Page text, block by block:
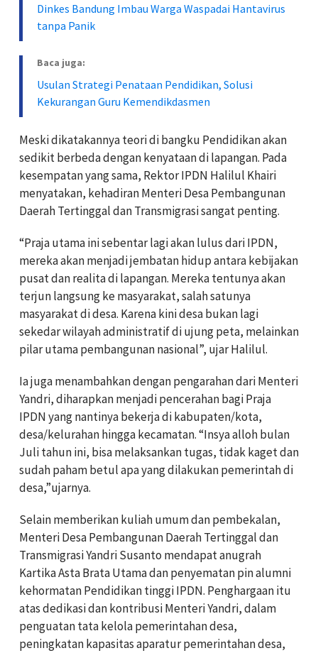
Dinkes Bandung Imbau Warga Waspadai Hantavirus
tanpa Panik
Baca juga:
Usulan Strategi Penataan Pendidikan, Solusi
Kekurangan Guru Kemendikdasmen
Meski dikatakannya teori di bangku Pendidikan akan
sedikit berbeda dengan kenyataan di lapangan. Pada
kesempatan yang sama, Rektor IPDN Halilul Khairi
menyatakan, kehadiran Menteri Desa Pembangunan
Daerah Tertinggal dan Transmigrasi sangat penting.
“Praja utama ini sebentar lagi akan lulus dari IPDN,
mereka akan menjadi jembatan hidup antara kebijakan
pusat dan realita di lapangan. Mereka tentunya akan
terjun langsung ke masyarakat, salah satunya
masyarakat di desa. Karena kini desa bukan lagi
sekedar wilayah administratif di ujung peta, melainkan
pilar utama pembangunan nasional”, ujar Halilul.
Ia juga menambahkan dengan pengarahan dari Menteri
Yandri, diharapkan menjadi pencerahan bagi Praja
IPDN yang nantinya bekerja di kabupaten/kota,
desa/kelurahan hingga kecamatan. “Insya alloh bulan
Juli tahun ini, bisa melaksankan tugas, tidak kaget dan
sudah paham betul apa yang dilakukan pemerintah di
desa,”ujarnya.
Selain memberikan kuliah umum dan pembekalan,
Menteri Desa Pembangunan Daerah Tertinggal dan
Transmigrasi Yandri Susanto mendapat anugrah
Kartika Asta Brata Utama dan penyematan pin alumni
kehormatan Pendidikan tinggi IPDN. Penghargaan itu
atas dedikasi dan kontribusi Menteri Yandri, dalam
penguatan tata kelola pemerintahan desa,
peningkatan kapasitas aparatur pemerintahan desa,